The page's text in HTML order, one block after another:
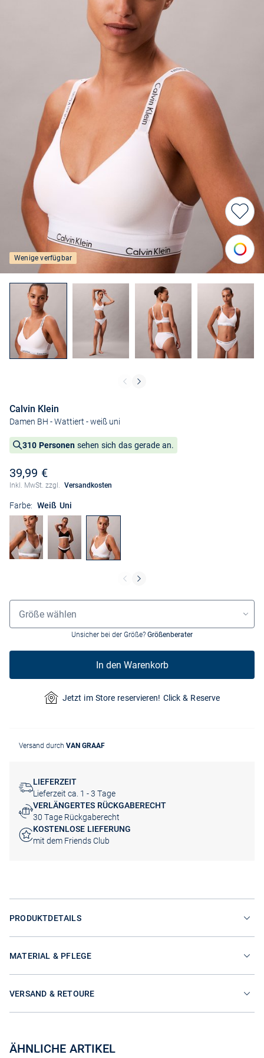
Wenige verfügbar
Calvin Klein
Damen BH - Wattiert - weiß uni
310 Personen sehen sich das gerade an.
39,99 €
Inkl. MwSt. zzgl. Versandkosten
Farbe: Weiß Uni
Größenauswahl
Größe wählen
Unsicher bei der Größe? Größenberater
In den Warenkorb
Jetzt im Store reservieren! Click & Reserve
Versand durch VAN GRAAF
LIEFERZEIT
Lieferzeit ca. 1 - 3 Tage
VERLÄNGERTES RÜCKGABERECHT
30 Tage Rückgaberecht
KOSTENLOSE LIEFERUNG
mit dem Friends Club
PRODUKTDETAILS
MATERIAL & PFLEGE
VERSAND & RETOURE
ÄHNLICHE ARTIKEL